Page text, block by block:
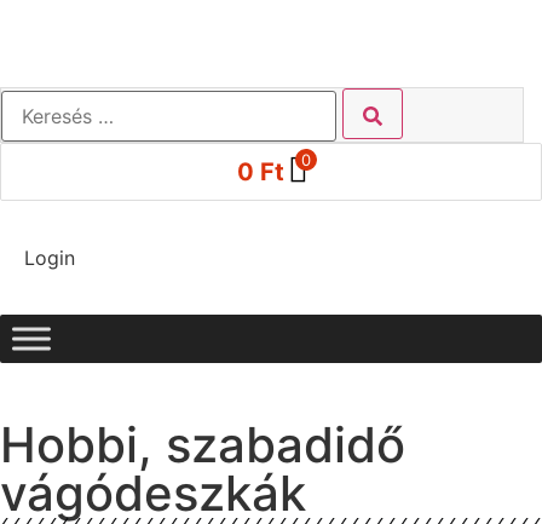
0 Ft 0
Login
Hobbi, szabadidő
vágódeszkák